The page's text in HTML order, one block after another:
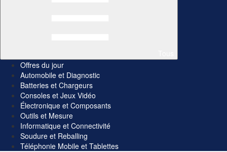
Offres du jour
Automobile et Diagnostic
Batteries et Chargeurs
Consoles et Jeux Vidéo
Électronique et Composants
Outils et Mesure
Informatique et Connectivité
Soudure et Reballing
Téléphonie Mobile et Tablettes